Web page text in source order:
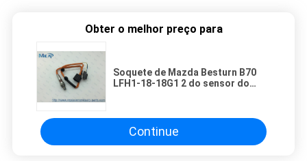
Obter o melhor preço para
Soquete de Mazda Besturn B70
LFH1-18-18G1 2 do sensor do
Continue